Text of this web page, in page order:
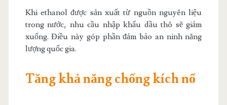
Khi ethanol được sản xuất từ nguồn nguyên liệu
trong nước, nhu cầu nhập khẩu dầu thô sẽ giảm
xuống. Điều này góp phần đảm bảo an ninh năng
lượng quốc gia.
Tăng khả năng chống kích nổ